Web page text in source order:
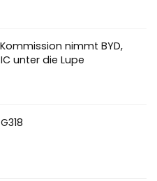
nimmt BYD,
unter die Lupe